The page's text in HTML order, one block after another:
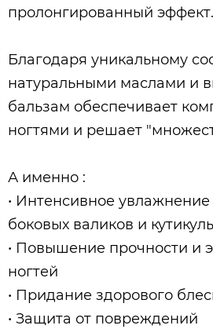
пролонгированный эффект.
Благодаря уникальному
натуральными маслами и
бальзам обеспечивает
ногтями и решает
А именно :
• Интенсивное
боковых валиков и
• Повышение прочности и
ногтей
• Придание здорового
• Защита от повреждений